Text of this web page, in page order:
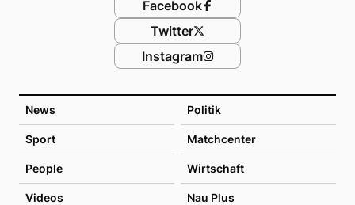
News Politik
Sport Matchcenter
People Wirtschaft
Videos Nau Plus
Facebook
Twitter
Instagram